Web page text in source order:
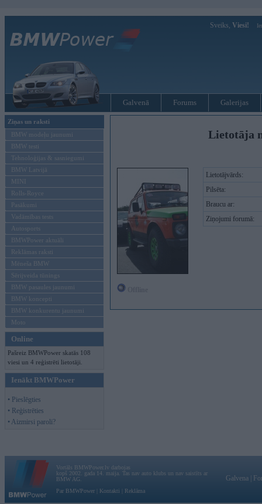
Sveiks, Viesi!
Galvenā Forums Galerijas
Ziņas un raksti
BMW modeļu jaunumi
BMW testi
Tehnoloģijas & sasniegumi
BMW Latvijā
MINI
Rolls-Royce
Pasākumi
Vadāmības tests
Autosports
BMWPower aktuāli
Reklāmas raksti
Mēneša BMW
Sērijveida tūnings
BMW pasaules jaunumi
BMW koncepti
BMW konkurentu jaunumi
Moto
Online
Pašreiz BMWPower skatās 108
viesi un 4 reģistrēti lietotāji.
Ienākt BMWPower
• Pieslēgties
• Reģistrēties
• Aizmirsi paroli?
Lietotāja
Lietotājvārds:
Pilsēta:
Braucu ar:
Ziņojumi forumā:
Vortāls BMWPower.lv darbojas
kopš 2002. gada 14. maija. Tas nav auto klubs un nav saistīts ar
BMW AG.
Par BMWPower
Kontakti Reklāma
Galvena